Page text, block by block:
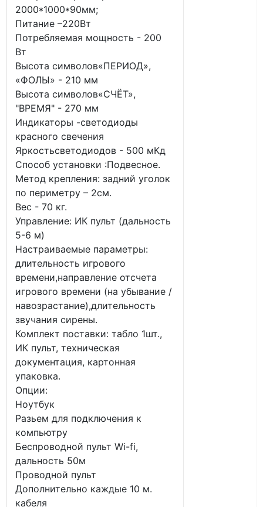
2000*1000*90мм;
Питание –220Вт
Потребляемая мощность - 200
Вт
Высота символов«ПЕРИОД»,
«ФОЛЫ» - 210 мм
Высота символов«СЧЁТ»,
"ВРЕМЯ" - 270 мм
Индикаторы -светодиоды
красного свечения
Яркостьсветодиодов - 500 мКд
Способ установки :Подвесное.
Метод крепления: задний уголок
по периметру – 2см.
Вес - 70 кг.
Управление: ИК пульт (дальность
5-6 м)
Настраиваемые параметры:
длительность игрового
времени,направление отсчета
игрового времени (на убывание /
навозрастание),длительность
звучания сирены.
Комплект поставки: табло 1шт.,
ИК пульт, техническая
документация, картонная
упаковка.
Опции:
Ноутбук
Разьем для подключения к
компьютру
Беспроводной пульт Wi-fi,
дальность 50м
Проводной пульт
Дополнительно каждые 10 м.
кабеля